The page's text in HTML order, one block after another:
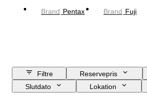
Brand Pentax Brand Fuji
Filtre Reservepris
Slutdato
Lokation